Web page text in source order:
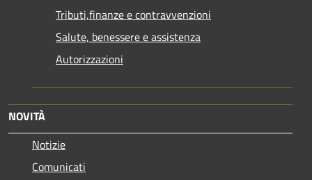
Tributi,finanze e contravvenzioni
Salute, benessere e assistenza
Autorizzazioni
NOVITÀ
Notizie
Comunicati